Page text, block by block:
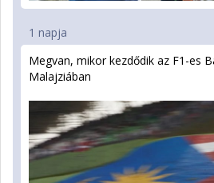
1 napja
Megvan, mikor kezdődik az F1-es
Malajziában